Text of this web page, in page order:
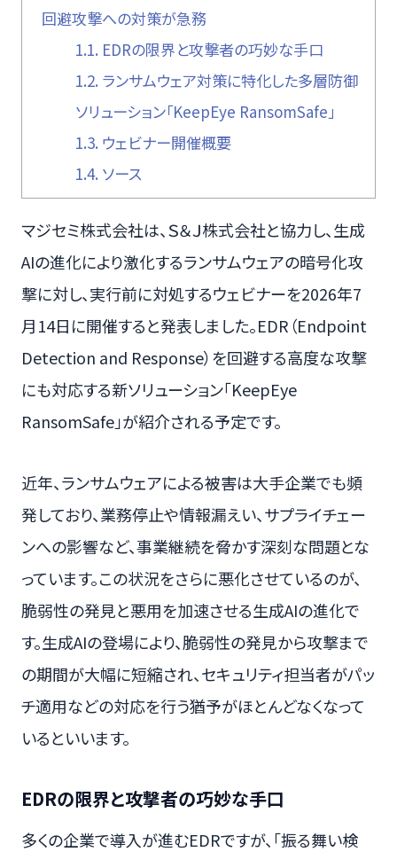
回避攻撃への対策が急務
1.1. EDRの限界と攻撃者の巧妙な手口
1.2. ランサムウェア対策に特化した多層防御
ソリューション「KeepEye RansomSafe」
1.3. ウェビナー開催概要
1.4. ソース
マジセミ株式会社は、Ｓ＆Ｊ株式会社と協力し、生成
AIの進化により激化するランサムウェアの暗号化攻
撃に対し、実行前に対処するウェビナーを2026年7
月14日に開催すると発表しました。EDR（Endpoint
Detection and Response）を回避する高度な攻撃
にも対応する新ソリューション「KeepEye
RansomSafe」が紹介される予定です。
近年、ランサムウェアによる被害は大手企業でも頻
発しており、業務停止や情報漏えい、サプライチェー
ンへの影響など、事業継続を脅かす深刻な問題とな
っています。この状況をさらに悪化させているのが、
脆弱性の発見と悪用を加速させる生成AIの進化で
す。生成AIの登場により、脆弱性の発見から攻撃まで
の期間が大幅に短縮され、セキュリティ担当者がパッ
チ適用などの対応を行う猶予がほとんどなくなって
いるといいます。
EDRの限界と攻撃者の巧妙な手口
多くの企業で導入が進むEDRですが、「振る舞い検